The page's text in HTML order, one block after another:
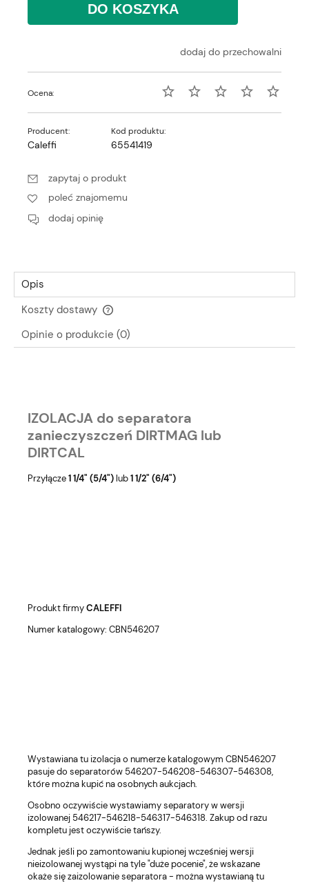
DO KOSZYKA
dodaj do przechowalni
Ocena:
Producent:
Caleffi
Kod produktu:
65541419
zapytaj o produkt
poleć znajomemu
dodaj opinię
Opis
Koszty dostawy
Cena nie zawiera ewentualnych kosztów płatności
Opinie o produkcie (0)
IZOLACJA do separatora
zanieczyszczeń DIRTMAG lub
DIRTCAL
Przyłącze1 1/4" (5/4")lub1 1/2" (6/4")
Produkt firmyCALEFFI
Numer katalogowy: CBN546207
Wystawiana tu izolacja o numerze katalogowym CBN546207
pasuje do separatorów 546207-546208-546307-546308,
które można kupić na osobnych aukcjach.
Osobno oczywiście wystawiamy separatory w wersji
izolowanej 546217-546218-546317-546318. Zakup od razu
kompletu jest oczywiście tańszy.
Jednak jeśli po zamontowaniu kupionej wcześniej wersji
nieizolowanej wystąpi na tyle "duże pocenie", że wskazane
okaże się zaizolowanie separatora - można wystawianą tu